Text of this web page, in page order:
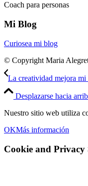
Coach para personas
Mi Blog
Curiosea mi blog
© Copyright Maria Alegret
La creatividad mejora mi
Desplazarse hacia
Nuestro sitio web utiliza
OKMás información
Cookie and Privacy